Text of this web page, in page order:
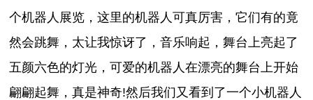
个机器人展览，这里的机器人可真厉害，它们有的竟
然会跳舞，太让我惊讶了，音乐响起，舞台上亮起了
五颜六色的灯光，可爱的机器人在漂亮的舞台上开始
翩翩起舞，真是神奇!然后我们又看到了一个小机器人